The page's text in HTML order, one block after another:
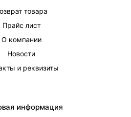
товара
Прайс лист
О компании
Новости
и реквизиты
информация